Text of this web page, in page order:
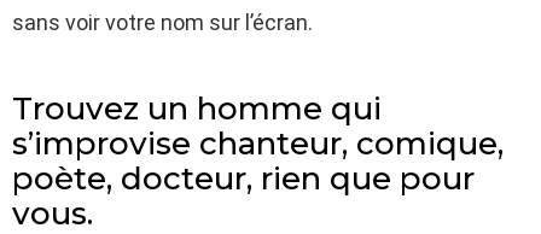
sans voir votre nom sur l’écran.
Trouvez un homme qui
s’improvise chanteur, comique,
poète, docteur, rien que pour
vous.